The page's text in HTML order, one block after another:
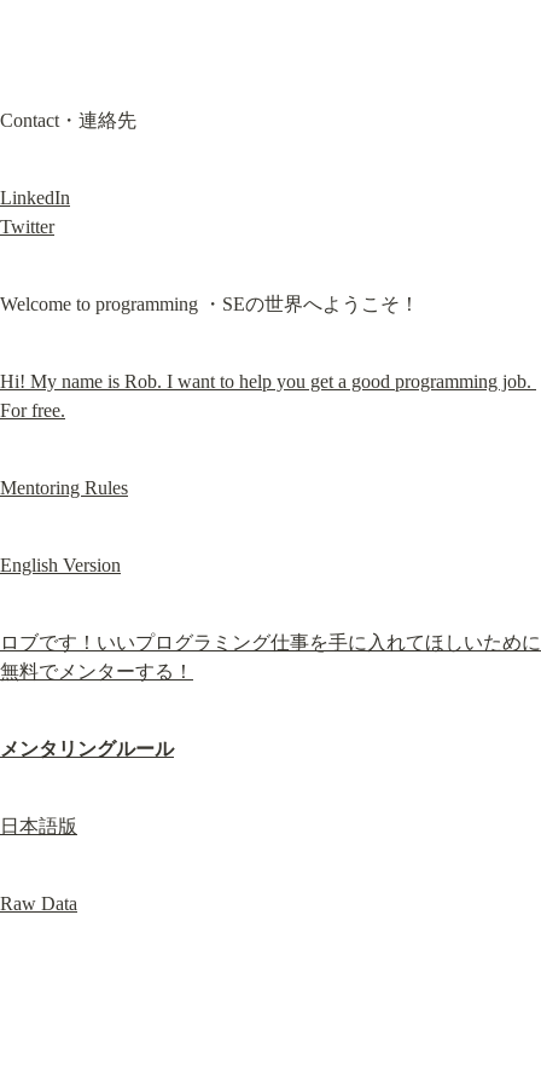
Contact・連絡先
LinkedIn
Twitter
Welcome to programming ・SEの世界へようこそ！
Hi! My name is Rob. I want to help you get a good programming job.
For free.
Mentoring Rules
English Version
ロブです！いいプログラミング仕事を手に入れてほしいために
無料でメンターする！
メンタリングルール
日本語版
Raw Data